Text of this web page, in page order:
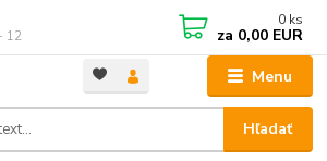
Menu
Hľadať
12
0 ks
za 0,00 EUR